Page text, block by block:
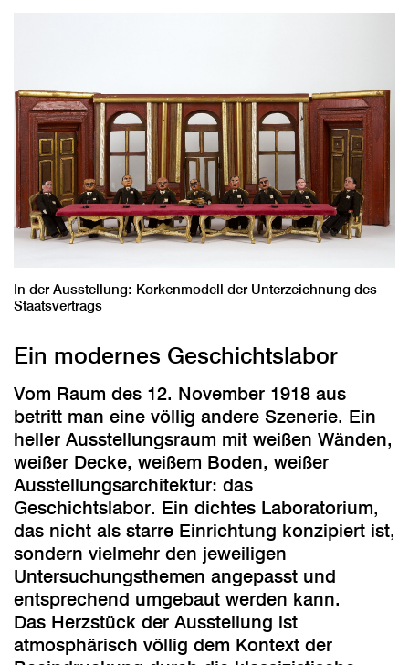
In der Ausstellung: Korkenmodell der Unterzeichnung des
Staatsvertrags
Ein modernes Geschichtslabor
Vom Raum des 12. November 1918 aus
betritt man eine völlig andere Szenerie. Ein
heller Ausstellungsraum mit weißen Wänden,
weißer Decke, weißem Boden, weißer
Ausstellungsarchitektur: das
Geschichtslabor. Ein dichtes Laboratorium,
das nicht als starre Einrichtung konzipiert ist,
sondern vielmehr den jeweiligen
Untersuchungsthemen angepasst und
entsprechend umgebaut werden kann.
Das Herzstück der Ausstellung ist
atmosphärisch völlig dem Kontext der